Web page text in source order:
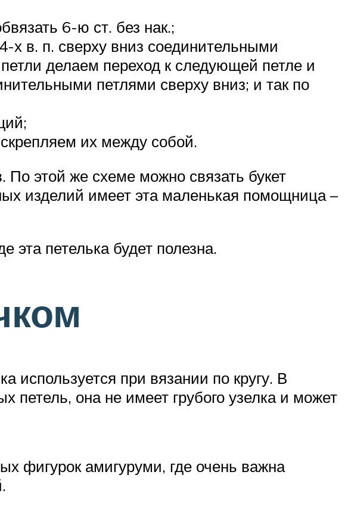
6-ю ст. без нак.;
х в. п. сверху вниз соединительными
делаем переход к следующей петле и
петлями сверху вниз; и так по
их между собой.
По этой же схеме можно связать букет
изделий имеет эта маленькая помощница –
эта петелька будет полезна.
используется при вязании по кругу. В
петель, она не имеет грубого узелка и может
фигурок амигуруми, где очень важна